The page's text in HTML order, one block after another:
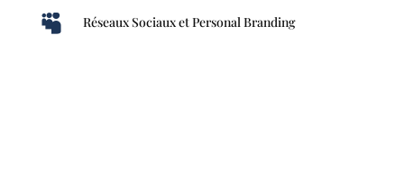
 Réseaux Sociaux et Personal Branding